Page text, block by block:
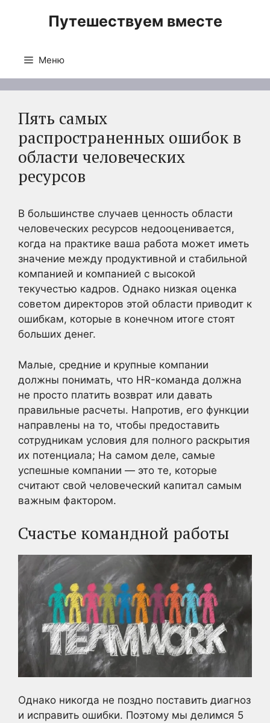
Путешествуем вместе
Меню
Пять самых
распространенных ошибок в
области человеческих
ресурсов
В большинстве случаев ценность области
человеческих ресурсов недооценивается,
когда на практике ваша работа может иметь
значение между продуктивной и стабильной
компанией и компанией с высокой
текучестью кадров. Однако низкая оценка
советом директоров этой области приводит к
ошибкам, которые в конечном итоге стоят
больших денег.
Малые, средние и крупные компании
должны понимать, что HR-команда должна
не просто платить возврат или давать
правильные расчеты. Напротив, его функции
направлены на то, чтобы предоставить
сотрудникам условия для полного раскрытия
их потенциала; На самом деле, самые
успешные компании — это те, которые
считают свой человеческий капитал самым
важным фактором.
Счастье командной работы
Однако никогда не поздно поставить диагноз
и исправить ошибки. Поэтому мы делимся 5